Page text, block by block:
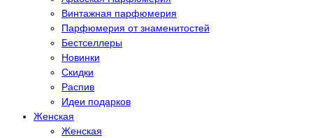
Винтажная парфюмерия
Парфюмерия от знаменитостей
Бестселлеры
Новинки
Скидки
Распив
Идеи подарков
Женская
Женская